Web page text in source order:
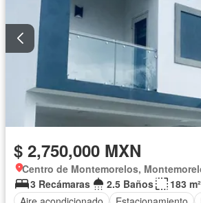
Vista panorámica
Recámara con closet
Caseta de vigilancia
Sin amueblar
$ 2,750,000 MXN
Centro de Montemorelos,
3 Recámaras
2.5 Baños
183 m²